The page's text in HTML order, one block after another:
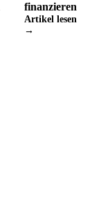
finanzieren
Artikel lesen
→